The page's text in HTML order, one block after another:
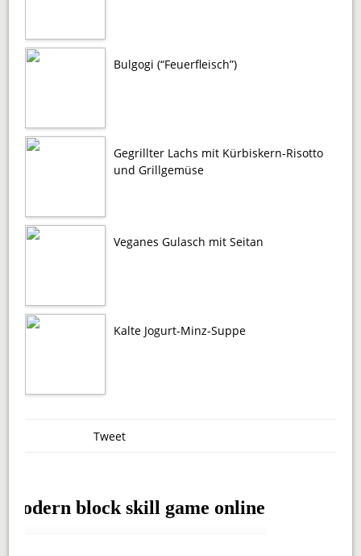
Bulgogi (“Feuerfleisch”)
Gegrillter Lachs mit Kürbiskern-Risotto
und Grillgemüse
Veganes Gulasch mit Seitan
Kalte Jogurt-Minz-Suppe
Tweet